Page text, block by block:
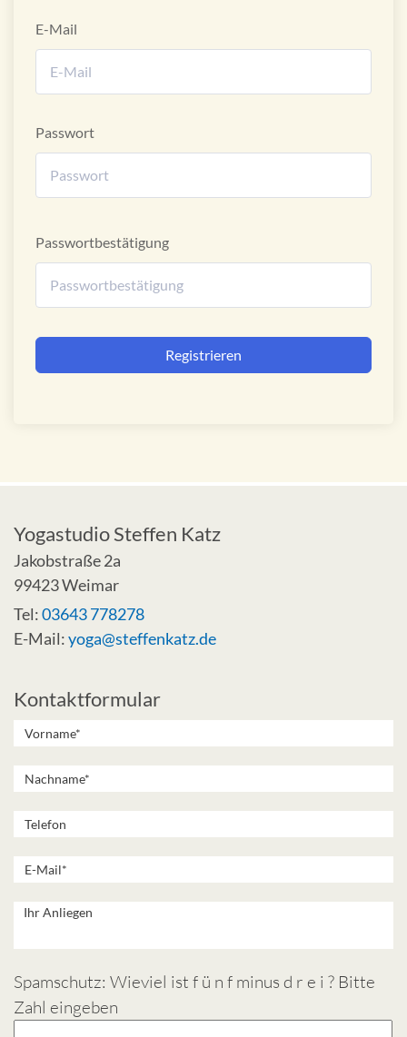
E-Mail
Passwort
Passwortbestätigung
Alternative:
Registrieren
Yogastudio Steffen Katz
Jakobstraße 2a
99423 Weimar
Tel:03643 778278
E-Mail:yoga@steffenkatz.de
Kontaktformular
Spamschutz: Wieviel ist f ü n f minus d r e i ? Bitte
Zahl eingeben